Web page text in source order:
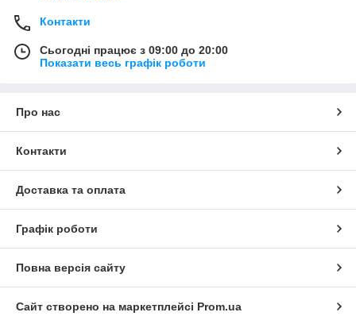
Контакти
Сьогодні працює з 09:00 до 20:00
Показати весь графік роботи
Про нас
Контакти
Доставка та оплата
Графік роботи
Повна версія сайту
Сайт створено на маркетплейсі Prom.ua